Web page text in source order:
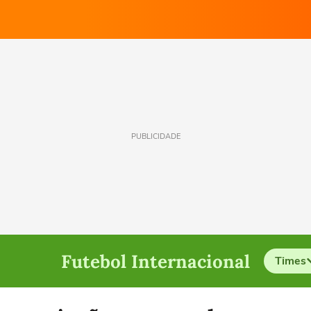
PUBLICIDADE
Futebol Internacional Times